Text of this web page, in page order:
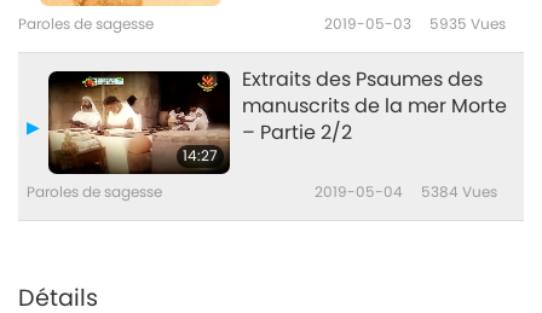
Paroles de sagesse 2019-05-03 5935 Vues
14:27
Extraits des Psaumes des
manuscrits de la mer Morte
– Partie 2/2
Paroles de sagesse 2019-05-04 5384 Vues
Détails